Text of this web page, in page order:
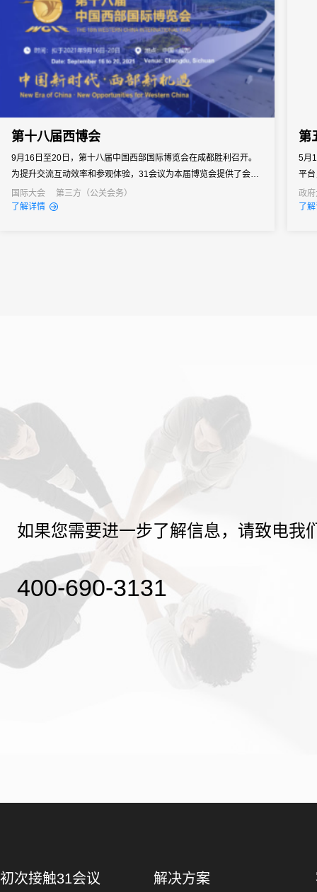
第十八届西博会
9月16日至20日，第十八届中国西部国际博览会在成都胜利召开。
为提升交流互动效率和参观体验，31会议为本届博览会提供了会展
数字化支持，助力主办方为展团、展商、专业观众及普通观众提供
全方位、全景式的展会服务。
国际大会
第三方（公关会务）
了解详情
第
5月
平
政
了
如果您需要进一步了解信息，请致电我
400-690-3131
初次接触31会议 解决方案